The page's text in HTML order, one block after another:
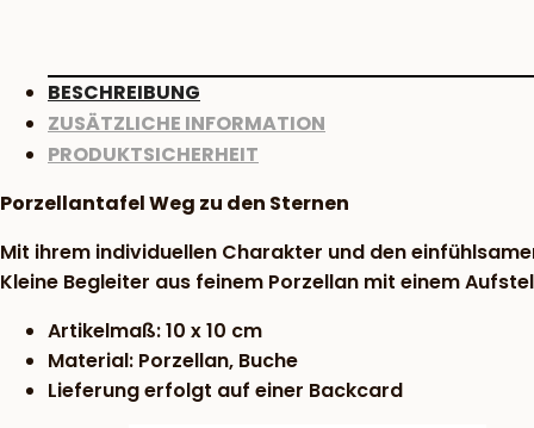
BESCHREIBUNG
ZUSÄTZLICHE INFORMATION
PRODUKTSICHERHEIT
Porzellantafel Weg zu den Sternen
Mit ihrem individuellen Charakter und den
Kleine Begleiter aus feinem Porzellan mit einem
Artikelmaß: 10 x 10 cm
Material: Porzellan, Buche
Lieferung erfolgt auf einer Backcard